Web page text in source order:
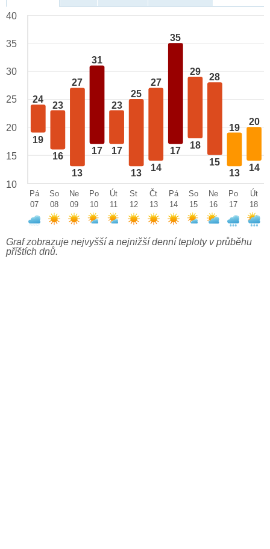
24
19
23
16
27
13
31
17
23
17
25
13
27
14
35
17
29
18
28
15
19
13
20
14
40
35
30
25
20
15
10
Pá
07
So
08
Ne
09
Po
10
Út
11
St
12
Čt
13
Pá
14
So
15
Ne
16
Po
17
Út
18
Graf zobrazuje nejvyšší a nejnižší denní teploty v průběhu
příštích dnů.